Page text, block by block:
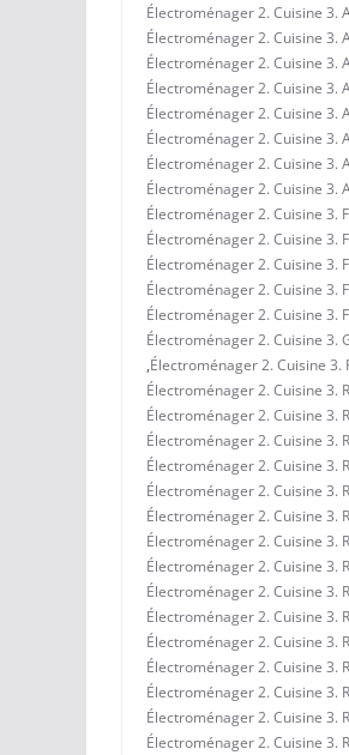
Électroménager 2. Cuisine 3.
Électroménager 2. Cuisine 3.
Électroménager 2. Cuisine 3.
Électroménager 2. Cuisine 3.
Électroménager 2. Cuisine 3.
Électroménager 2. Cuisine 3.
Électroménager 2. Cuisine 3.
Électroménager 2. Cuisine 3.
Électroménager 2. Cuisine 3.
Électroménager 2. Cuisine 3.
Électroménager 2. Cuisine 3.
Électroménager 2. Cuisine 3.
Électroménager 2. Cuisine 3.
Électroménager 2. Cuisine 3.
,Électroménager 2. Cuisine 3.
Électroménager 2. Cuisine 3.
Électroménager 2. Cuisine 3.
Électroménager 2. Cuisine 3.
Électroménager 2. Cuisine 3.
Électroménager 2. Cuisine 3.
Électroménager 2. Cuisine 3.
Électroménager 2. Cuisine 3.
Électroménager 2. Cuisine 3.
Électroménager 2. Cuisine 3.
Électroménager 2. Cuisine 3.
Électroménager 2. Cuisine 3.
Électroménager 2. Cuisine 3.
Électroménager 2. Cuisine 3.
Électroménager 2. Cuisine 3.
Électroménager 2. Cuisine 3.